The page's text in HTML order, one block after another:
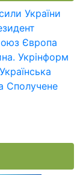
України
Європа
Укрінформ
Українська
Сполучене